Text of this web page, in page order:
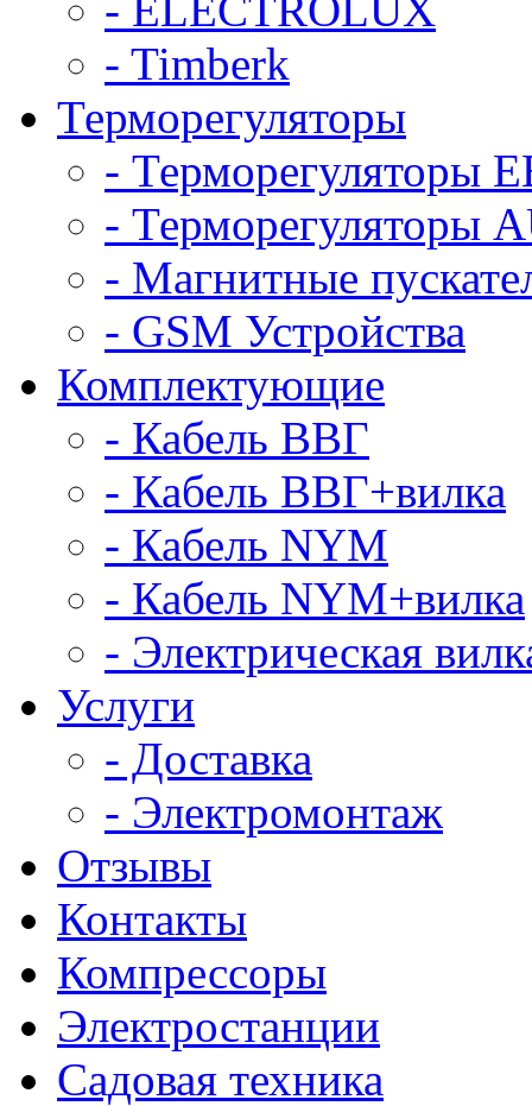
- Timberk
Терморегуляторы
- Терморегуляторы
- Терморегуляторы
- Магнитные
- GSM Устройства
Комплектующие
- Кабель ВВГ
- Кабель ВВГ+вилка
- Кабель NYM
- Кабель NYM+вилка
- Электрическая
Услуги
- Доставка
- Электромонтаж
Отзывы
Контакты
Компрессоры
Электростанции
Садовая техника